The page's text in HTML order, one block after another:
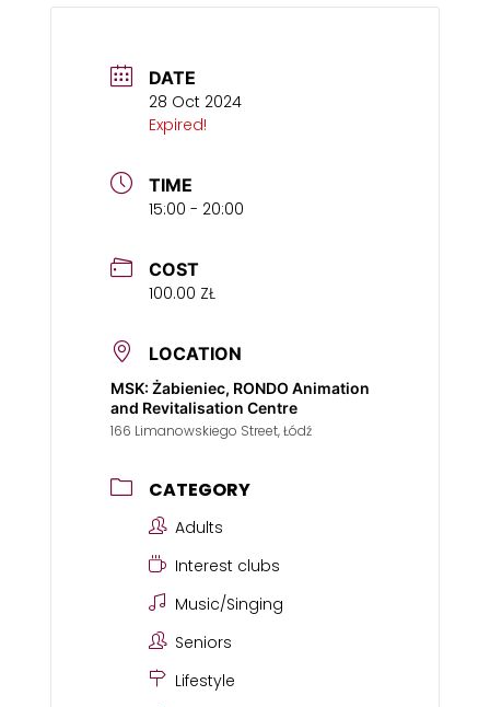
DATE
28 Oct 2024
Expired!
TIME
15:00 - 20:00
COST
100.00 ZŁ
LOCATION
MSK: Żabieniec, RONDO Animation
and Revitalisation Centre
166 Limanowskiego Street, Łódź
CATEGORY
Adults
Interest clubs
Music/Singing
Seniors
Lifestyle